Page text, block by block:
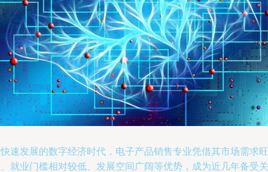
速发展的数字经济时代，电子产品销售专业凭借其市场需求旺
就业门槛相对较低、发展空间广阔等优势，成为近几年备受关